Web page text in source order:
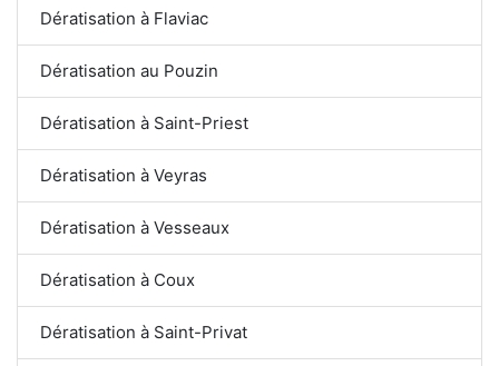
Dératisation à Flaviac
Dératisation au Pouzin
Dératisation à Saint-Priest
Dératisation à Veyras
Dératisation à Vesseaux
Dératisation à Coux
Dératisation à Saint-Privat